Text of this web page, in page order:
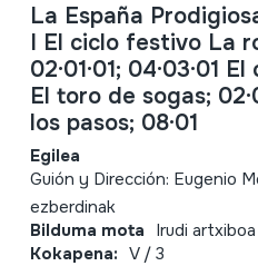
La España
I El ciclo festivo La
02·01·01; 04·03·01
El toro de sogas;
los pasos; 08·01
Egilea
Guión y Dirección: Eugenio
ezberdinak
Bilduma mota Irudi artxiboa
Kokapena: V / 3